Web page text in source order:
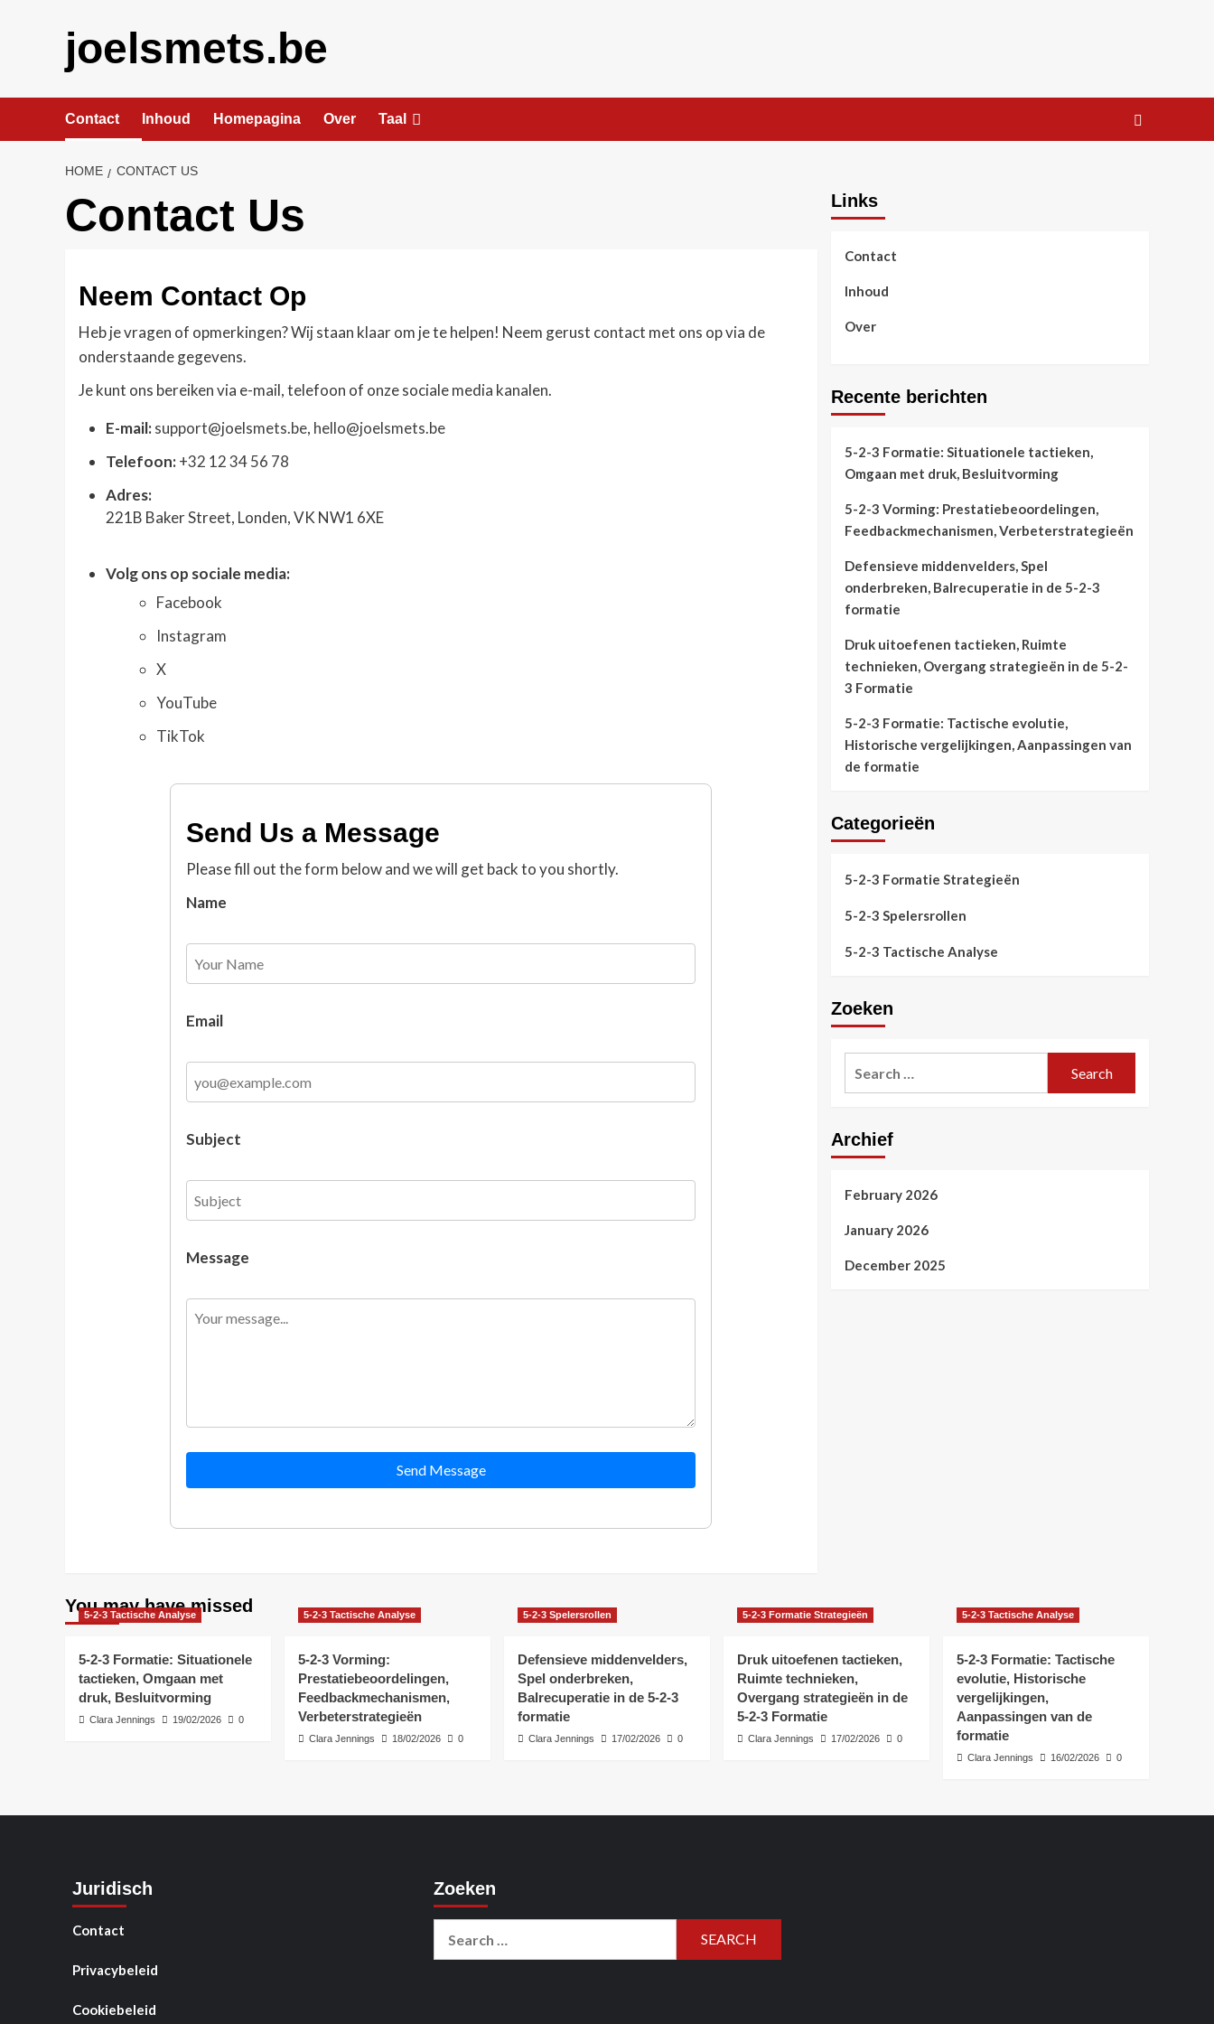
joelsmets.be
Contact Inhoud Homepagina Over Taal
HOME CONTACT US
Contact Us
Neem Contact Op
Heb je vragen of opmerkingen? Wij staan klaar om je te helpen! Neem gerust contact met ons op via de
onderstaande gegevens.
Je kunt ons bereiken via e-mail, telefoon of onze sociale media kanalen.
E-mail:support@joelsmets.be, hello@joelsmets.be
Telefoon:+32 12 34 56 78
Adres:
221B Baker Street, Londen, VK NW1 6XE
Volg ons op sociale media:
Facebook
Instagram
X
YouTube
TikTok
Send Us a Message
Please fill out the form below and we will get back to you shortly.
Name
Email
Subject
Message
Send Message
Links
Contact
Inhoud
Over
Recente berichten
5-2-3 Formatie: Situationele tactieken,
Omgaan met druk, Besluitvorming
5-2-3 Vorming: Prestatiebeoordelingen,
Feedbackmechanismen, Verbeterstrategieën
Defensieve middenvelders, Spel
onderbreken, Balrecuperatie in de 5-2-3
formatie
Druk uitoefenen tactieken, Ruimte
technieken, Overgang strategieën in de 5-2-
3 Formatie
5-2-3 Formatie: Tactische evolutie,
Historische vergelijkingen, Aanpassingen van
de formatie
Categorieën
5-2-3 Formatie Strategieën
5-2-3 Spelersrollen
5-2-3 Tactische Analyse
Zoeken
Archief
February 2026
January 2026
December 2025
You may have missed
5-2-3 Tactische Analyse
5-2-3 Formatie: Situationele
tactieken, Omgaan met
druk, Besluitvorming
Clara Jennings 19/02/2026 0
5-2-3 Tactische Analyse
5-2-3 Vorming:
Prestatiebeoordelingen,
Feedbackmechanismen,
Verbeterstrategieën
Clara Jennings 18/02/2026 0
5-2-3 Spelersrollen
Defensieve middenvelders,
Spel onderbreken,
Balrecuperatie in de 5-2-3
formatie
Clara Jennings 17/02/2026 0
5-2-3 Formatie Strategieën
Druk uitoefenen tactieken,
Ruimte technieken,
Overgang strategieën in de
5-2-3 Formatie
Clara Jennings 17/02/2026 0
5-2-3 Tactische Analyse
5-2-3 Formatie: Tactische
evolutie, Historische
vergelijkingen,
Aanpassingen van de
formatie
Clara Jennings 16/02/2026 0
Juridisch
Contact
Privacybeleid
Cookiebeleid
Zoeken